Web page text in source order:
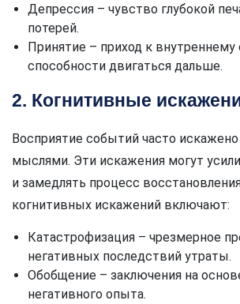
Депрессия – чувство глубокой
потерей.
Принятие – приход к внутреннему
способности двигаться дальше.
2. Когнитивные
Восприятие событий часто
мыслями. Эти искажения могут
и замедлять процесс
когнитивных искажений включают:
Катастрофизация – чрезмерное
негативных последствий утраты.
Обобщение – заключения на
негативного опыта.